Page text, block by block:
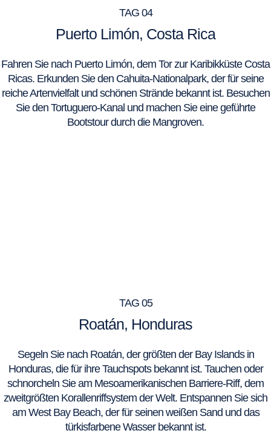
TAG 04
Puerto Limón, Costa Rica
Fahren Sie nach Puerto Limón, dem Tor zur Karibikküste Costa
Ricas. Erkunden Sie den Cahuita-Nationalpark, der für seine
reiche Artenvielfalt und schönen Strände bekannt ist. Besuchen
Sie den Tortuguero-Kanal und machen Sie eine geführte
Bootstour durch die Mangroven.
TAG 05
Roatán, Honduras
Segeln Sie nach Roatán, der größten der Bay Islands in
Honduras, die für ihre Tauchspots bekannt ist. Tauchen oder
schnorcheln Sie am Mesoamerikanischen Barriere-Riff, dem
zweitgrößten Korallenriffsystem der Welt. Entspannen Sie sich
am West Bay Beach, der für seinen weißen Sand und das
türkisfarbene Wasser bekannt ist.